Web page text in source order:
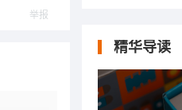
举报
精华导读